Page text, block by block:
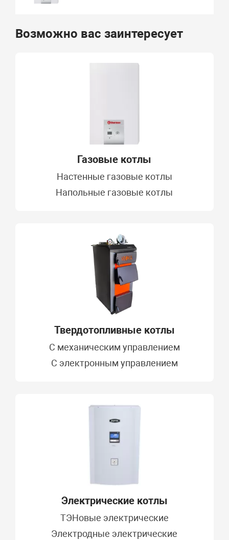
Возможно вас заинтересует
Газовые котлы
Настенные газовые котлы
Напольные газовые котлы
Твердотопливные котлы
C механическим управлением
С электронным управлением
Электрические котлы
ТЭНовые электрические
Электродные электрические